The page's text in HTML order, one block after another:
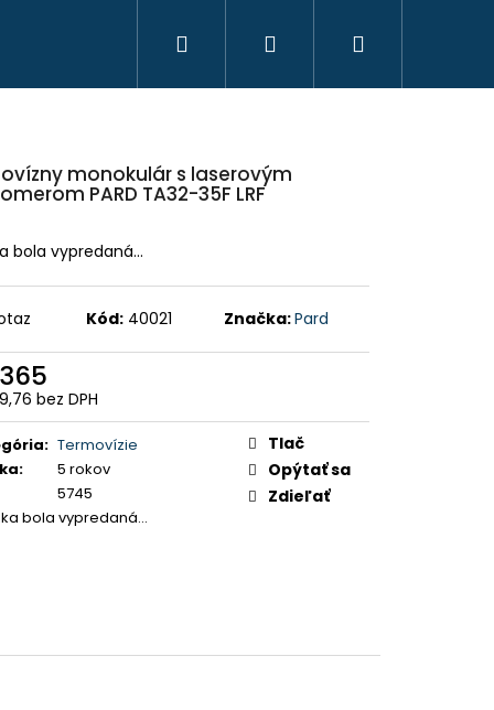
Hľadať Prihlásenie
monokulár s laserovým
PARD TA32-35F LRF
bola vypredaná…
Kód: 40021 Značka:Pard
bez DPH
: Termovízie
:
5 rokov
5745
bola vypredaná…
Tlač
Opýtať sa
Zdieľať
IBEX CHAUD -
PHPN011 - KAKI